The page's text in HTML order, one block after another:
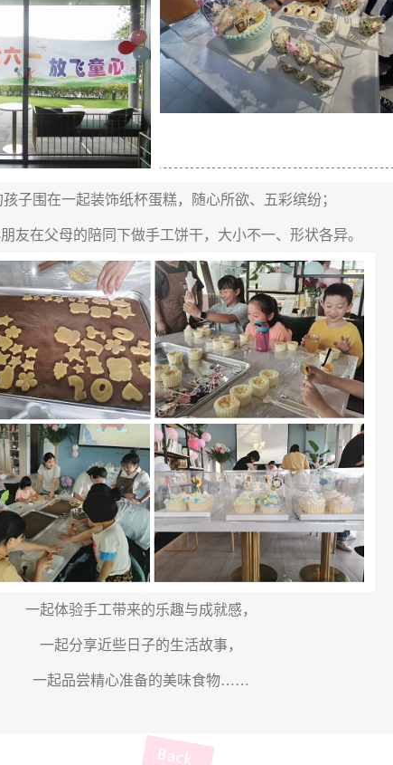
子围在一起装饰纸杯蛋糕，随心所欲、五彩缤纷；
友在父母的陪同下做手工饼干，大小不一、形状各异。
一起体验手工带来的乐趣与成就感，
一起分享近些日子的生活故事，
一起品尝精心准备的美味食物……